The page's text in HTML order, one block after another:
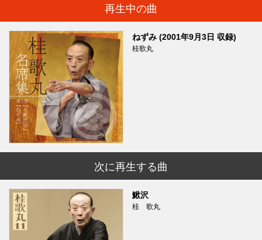
再生中の曲
ねずみ (2001年9月3日 収録)
桂歌丸
次に再生する曲
鰍沢
桂 歌丸